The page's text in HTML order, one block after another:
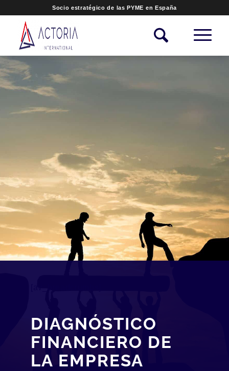
Socio estratégico de las PYME en España
DIAGNÓSTICO
FINANCIERO DE
LA EMPRESA